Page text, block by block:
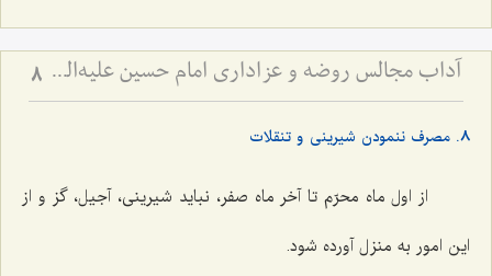
آداب مجالس روضه و عزاداری امام حسین علیه‌السلام - و توصیه‌های بزرگان دربارۀ ماه‌های محرّم و صفر 8
8. مصرف ننمودن شیرینی و تنقلات
از اول ماه محرّم تا آخر ماه صفر، نباید شیرینی، آجیل، گز و از
این امور به منزل آورده شود.